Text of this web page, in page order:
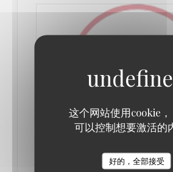
这个网站使用cookie
可以控制想要激活的
好的，全部接受
RESTAURANT TEST N°3: LES
GUEULES, UN MOMENT DE